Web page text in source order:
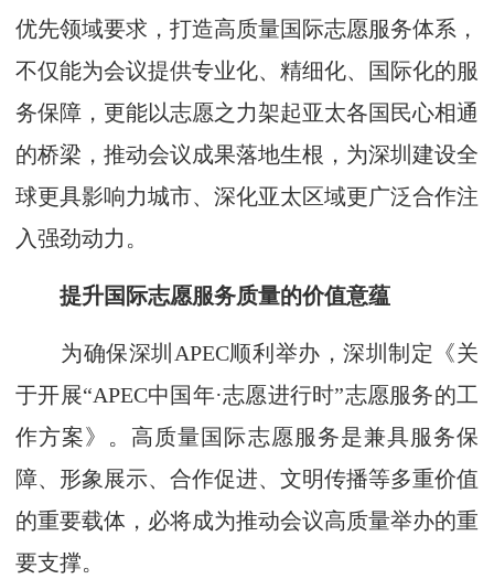
优先领域要求，打造高质量国际志愿服务体系，
不仅能为会议提供专业化、精细化、国际化的服
务保障，更能以志愿之力架起亚太各国民心相通
的桥梁，推动会议成果落地生根，为深圳建设全
球更具影响力城市、深化亚太区域更广泛合作注
入强劲动力。
提升国际志愿服务质量的价值意蕴
为确保深圳APEC顺利举办，深圳制定《关
于开展“APEC中国年·志愿进行时”志愿服务的工
作方案》。高质量国际志愿服务是兼具服务保
障、形象展示、合作促进、文明传播等多重价值
的重要载体，必将成为推动会议高质量举办的重
要支撑。